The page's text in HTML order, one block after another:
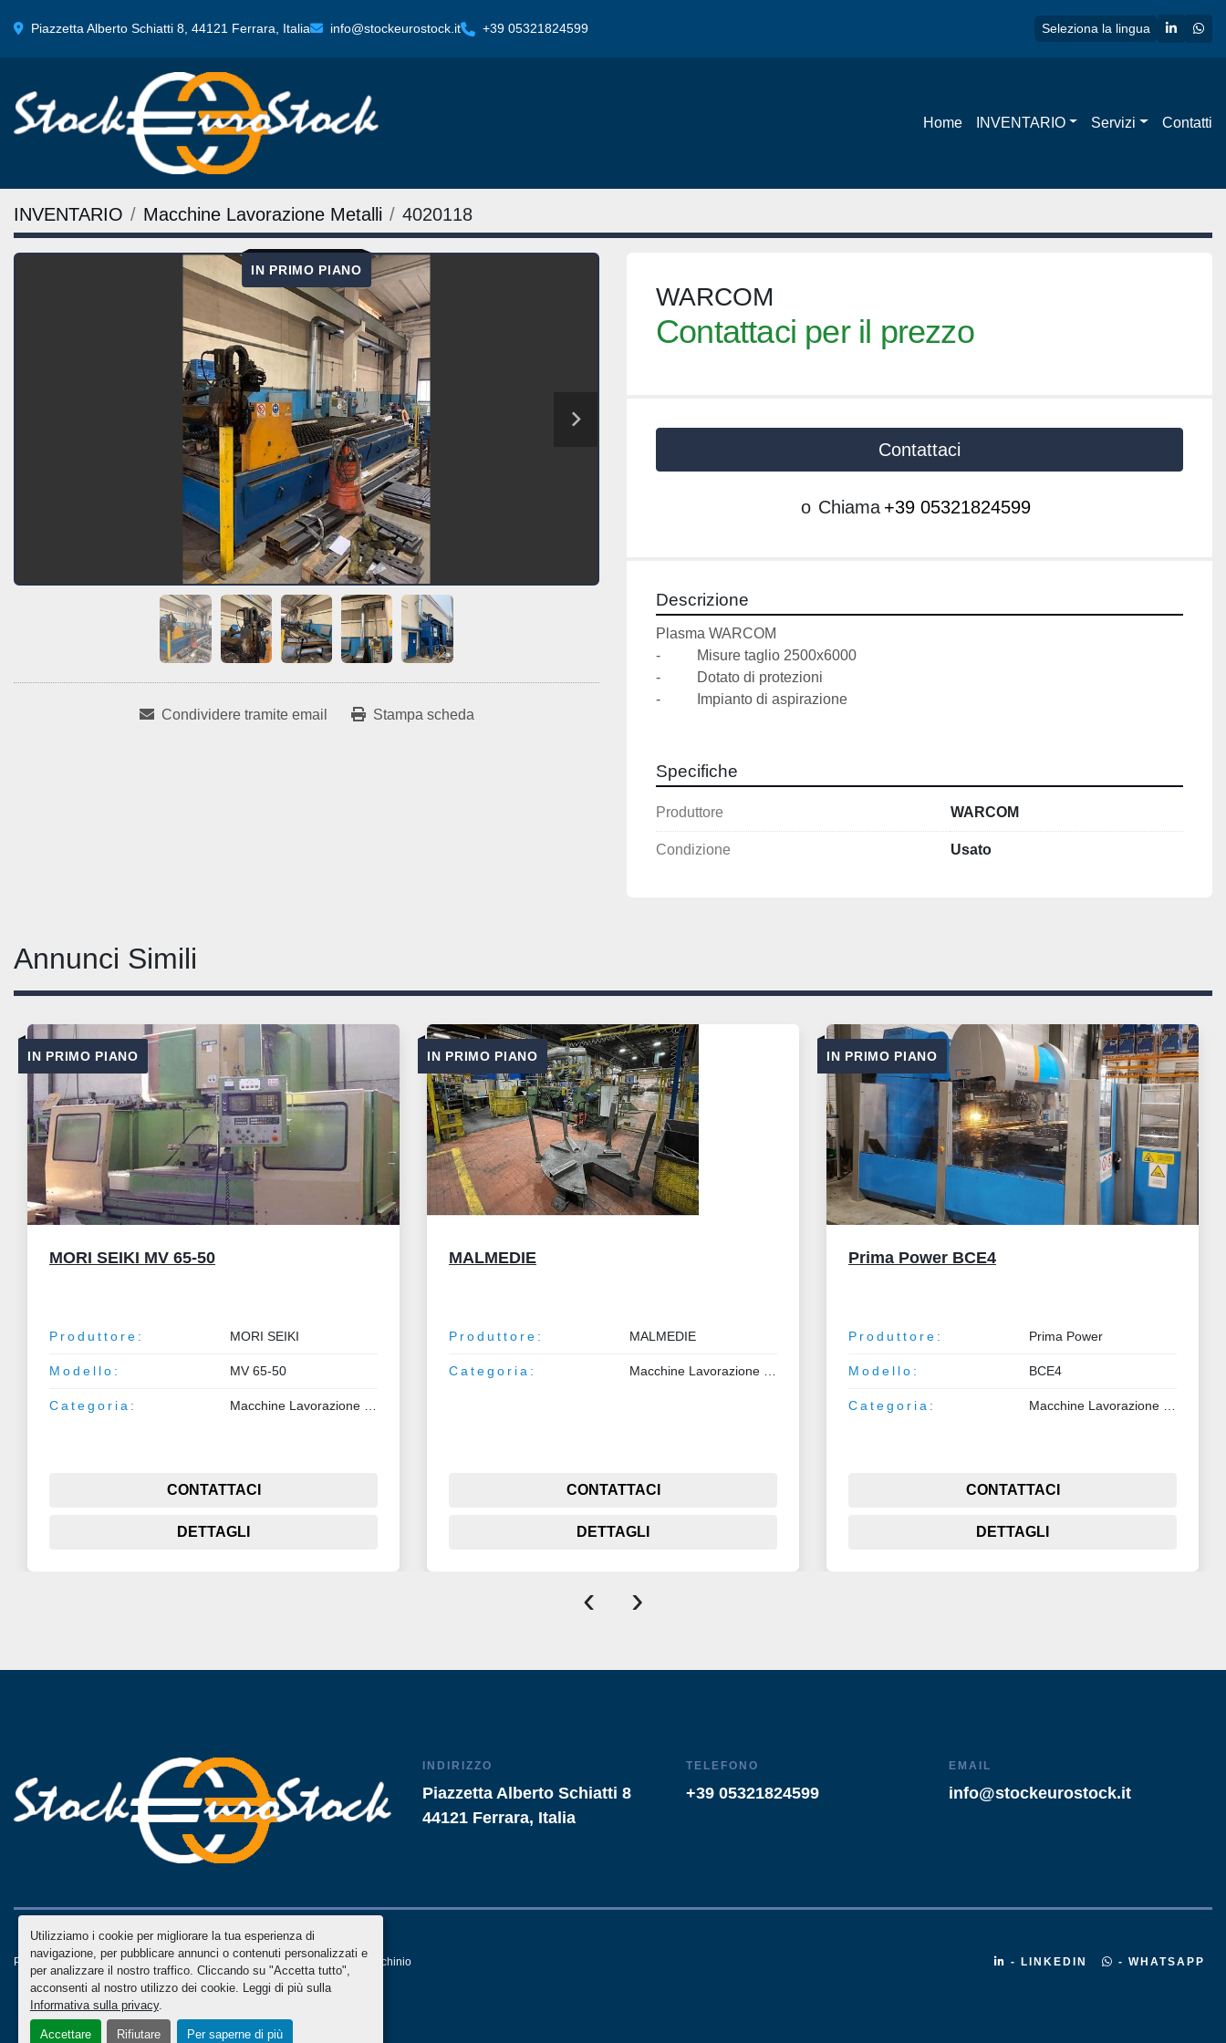
Utilizziamo i cookie per migliorare la tua esperienza di
navigazione, per pubblicare annunci o contenuti personalizzati e
per analizzare il nostro traffico. Cliccando su "Accetta tutto",
acconsenti al nostro utilizzo dei cookie. Leggi di più sulla
Informativa sulla privacy.
Accettare Rifiutare Per saperne di più
Piazzetta Alberto Schiatti 8, 44121 Ferrara, Italia info@stockeurostock.it +39 05321824599 Seleziona la lingua linkedin
Home INVENTARIO Servizi Contatti
INVENTARIO Macchine Lavorazione Metalli 4020118
IN PRIMO PIANO
Condividere tramite email Stampa scheda
WARCOM
Contattaci per il prezzo
Contattaci
o Chiama +39 05321824599
Descrizione
Plasma WARCOM
-          Misure taglio 2500x6000
-          Dotato di protezioni
-          Impianto di aspirazione
Specifiche
Produttore WARCOM
Condizione Usato
Annunci Simili
IN PRIMO PIANO
MALMEDIE
Produttore: MALMEDIE
Categoria:
CONTATTACI
DETTAGLI
IN PRIMO PIANO
Prima Power BCE4
Produttore: Prima Power
Modello: BCE4
CONTATTACI
DETTAGLI
IN PRIMO PIANO
GILDEMEISTER VARI MODELLI
Produttore: GILDEMEISTER
Modello: VARI MODELLI
Categoria:
CONTATTACI
DETTAGLI
‹ ›
INDIRIZZO
Piazzetta Alberto Schiatti 8
44121 Ferrara, Italia
TELEFONO
+39 05321824599
EMAIL
info@stockeurostock.it
Personalizza le preferenze sui Cookies Machinio Systemsito web diMachinio - LINKEDIN - WHATSAPP